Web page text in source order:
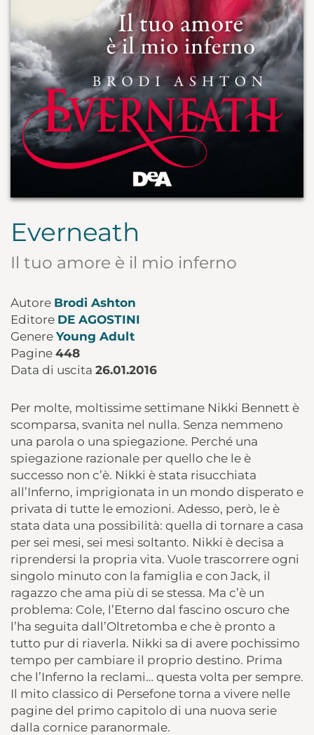
Everneath
Il tuo amore è il mio inferno
Autore Brodi Ashton
Editore DE AGOSTINI
Genere Young Adult
Pagine 448
Data di uscita 26.01.2016
Per molte, moltissime settimane Nikki Bennett è
scomparsa, svanita nel nulla. Senza nemmeno
una parola o una spiegazione. Perché una
spiegazione razionale per quello che le è
successo non c’è. Nikki è stata risucchiata
all’Inferno, imprigionata in un mondo disperato e
privata di tutte le emozioni. Adesso, però, le è
stata data una possibilità: quella di tornare a casa
per sei mesi, sei mesi soltanto. Nikki è decisa a
riprendersi la propria vita. Vuole trascorrere ogni
singolo minuto con la famiglia e con Jack, il
ragazzo che ama più di se stessa. Ma c’è un
problema: Cole, l’Eterno dal fascino oscuro che
l’ha seguita dall’Oltretomba e che è pronto a
tutto pur di riaverla. Nikki sa di avere pochissimo
tempo per cambiare il proprio destino. Prima
che l’Inferno la reclami… questa volta per sempre.
Il mito classico di Persefone torna a vivere nelle
pagine del primo capitolo di una nuova serie
dalla cornice paranormale.